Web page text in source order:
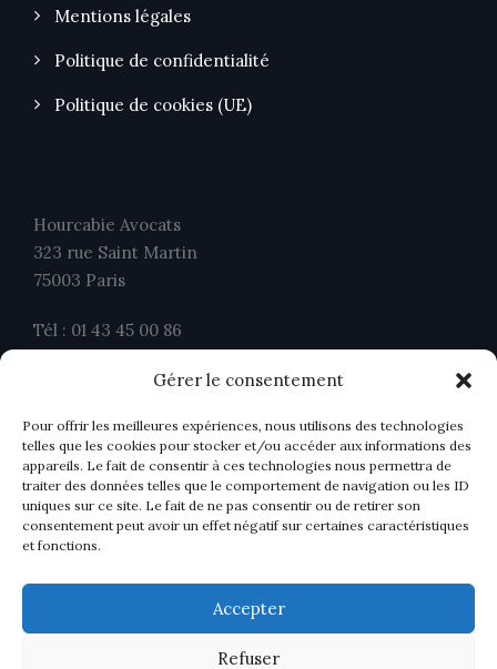
Gérer le consentement
Pour offrir les meilleures expériences, nous utilisons des technologies
telles que les cookies pour stocker et/ou accéder aux informations des
appareils. Le fait de consentir à ces technologies nous permettra de
traiter des données telles que le comportement de navigation ou les ID
uniques sur ce site. Le fait de ne pas consentir ou de retirer son
consentement peut avoir un effet négatif sur certaines caractéristiques
et fonctions.
Accepter
Refuser
Mentions légales
Politique de confidentialité
Politique de cookies (UE)
Hourcabie Avocats
323 rue Saint Martin
75003 Paris
Tél : 01 43 45 00 86
contact@ahavocats.fr